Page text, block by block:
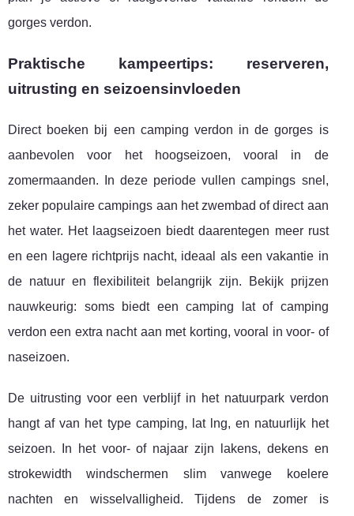
gorges verdon.
Praktische kampeertips: reserveren,
uitrusting en seizoensinvloeden
Direct boeken bij een camping verdon in de gorges is
aanbevolen voor het hoogseizoen, vooral in de
zomermaanden. In deze periode vullen campings snel,
zeker populaire campings aan het zwembad of direct aan
het water. Het laagseizoen biedt daarentegen meer rust
en een lagere richtprijs nacht, ideaal als een vakantie in
de natuur en flexibiliteit belangrijk zijn. Bekijk prijzen
nauwkeurig: soms biedt een camping lat of camping
verdon een extra nacht aan met korting, vooral in voor- of
naseizoen.
De uitrusting voor een verblijf in het natuurpark verdon
hangt af van het type camping, lat lng, en natuurlijk het
seizoen. In het voor- of najaar zijn lakens, dekens en
strokewidth windschermen slim vanwege koelere
nachten en wisselvalligheid. Tijdens de zomer is